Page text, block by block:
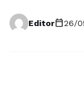
Editorcalendar_today26/